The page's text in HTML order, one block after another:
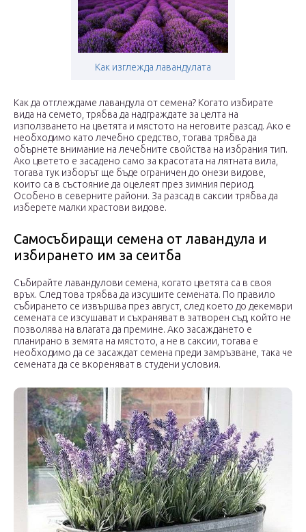
Как изглежда лавандулата
Как да отглеждаме лавандула от семена? Когато избирате
вида на семето, трябва да надграждате за целта на
използването на цветята и мястото на неговите разсад. Ако е
необходимо като лечебно средство, тогава трябва да
обърнете внимание на лечебните свойства на избрания тип.
Ако цветето е засадено само за красотата на лятната вила,
тогава тук изборът ще бъде ограничен до онези видове,
които са в състояние да оцелеят през зимния период.
Особено в северните райони. За разсад в саксии трябва да
изберете малки храстови видове.
Самосъбиращи семена от лавандула и
избирането им за сеитба
Събирайте лавандулови семена, когато цветята са в своя
връх. След това трябва да изсушите семената. По правило
събирането се извършва през август, след което до декември
семената се изсушават и съхраняват в затворен съд, който не
позволява на влагата да премине. Ако засаждането е
планирано в земята на мястото, а не в саксии, тогава е
необходимо да се засаждат семена преди замръзване, така че
семената да се вкореняват в студени условия.